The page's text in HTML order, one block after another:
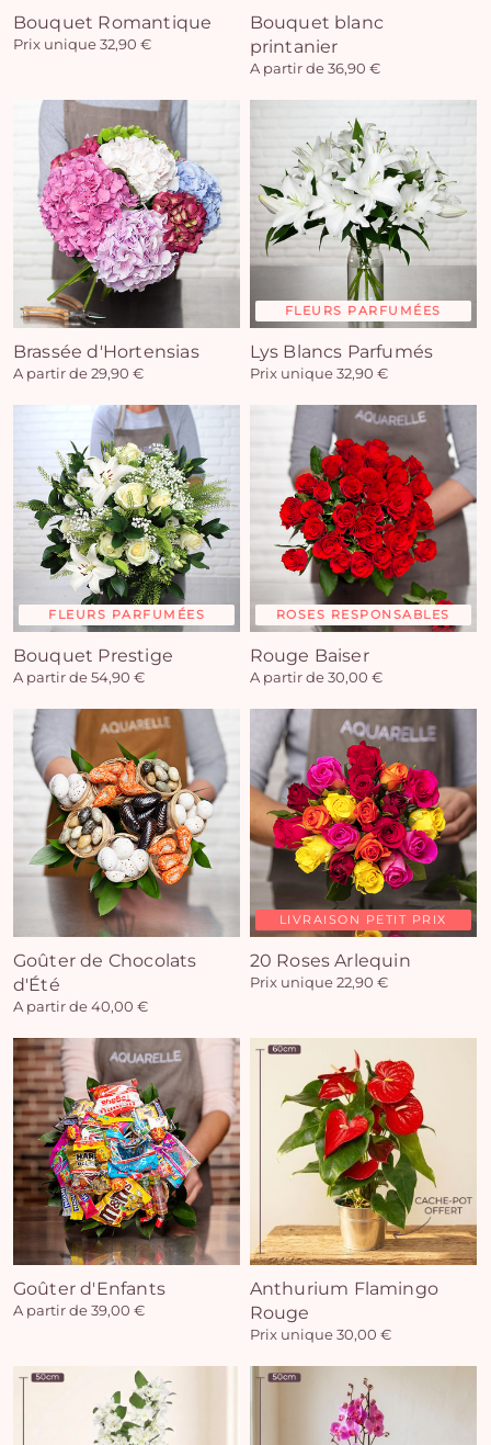
Bouquet Romantique
Prix unique 32,90 €
Bouquet blanc
printanier
A partir de 36,90 €
Brassée d'Hortensias
A partir de 29,90 €
FLEURS PARFUMÉES
Lys Blancs Parfumés
Prix unique 32,90 €
FLEURS PARFUMÉES
Bouquet Prestige
A partir de 54,90 €
ROSES RESPONSABLES
Rouge Baiser
A partir de 30,00 €
Goûter de Chocolats
d'Été
A partir de 40,00 €
LIVRAISON PETIT PRIX
20 Roses Arlequin
Prix unique 22,90 €
Goûter d'Enfants
A partir de 39,00 €
Anthurium Flamingo
Rouge
Prix unique 30,00 €